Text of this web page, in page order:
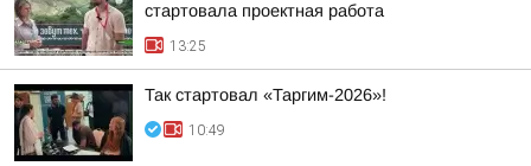
стартовала проектная работа
13:25
Так стартовал «Таргим-2026»!
10:49